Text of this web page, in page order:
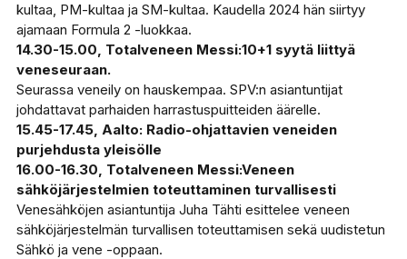
kultaa, PM-kultaa ja SM-kultaa. Kaudella 2024 hän siirtyy
ajamaan Formula 2 -luokkaa.
14.30-15.00, Totalveneen Messi:10+1 syytä liittyä
veneseuraan.
Seurassa veneily on hauskempaa. SPV:n asiantuntijat
johdattavat parhaiden harrastuspuitteiden äärelle.
15.45-17.45, Aalto: Radio-ohjattavien veneiden
purjehdusta yleisölle
16.00-16.30, Totalveneen Messi:Veneen
sähköjärjestelmien toteuttaminen turvallisesti
Venesähköjen asiantuntija Juha Tähti esittelee veneen
sähköjärjestelmän turvallisen toteuttamisen sekä uudistetun
Sähkö ja vene -oppaan.